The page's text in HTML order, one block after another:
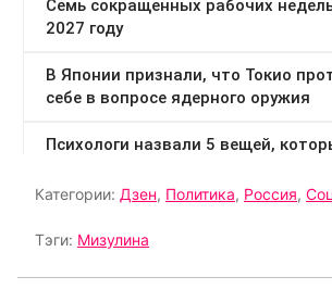
Категории: Дзен, Политика, Россия,
Тэги: Мизулина